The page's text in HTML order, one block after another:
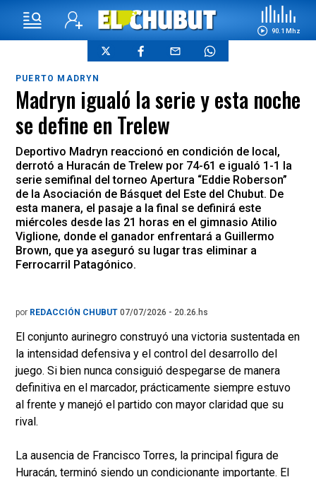
90.1 Mhz
PUERTO MADRYN
Madryn igualó la serie y esta noche
se define en Trelew
Deportivo Madryn reaccionó en condición de local,
derrotó a Huracán de Trelew por 74-61 e igualó 1-1 la
serie semifinal del torneo Apertura “Eddie Roberson”
de la Asociación de Básquet del Este del Chubut. De
esta manera, el pasaje a la final se definirá este
miércoles desde las 21 horas en el gimnasio Atilio
Viglione, donde el ganador enfrentará a Guillermo
Brown, que ya aseguró su lugar tras eliminar a
Ferrocarril Patagónico.
por REDACCIÓN CHUBUT 07/07/2026 - 20.26.hs
El conjunto aurinegro construyó una victoria sustentada en
la intensidad defensiva y el control del desarrollo del
juego. Si bien nunca consiguió despegarse de manera
definitiva en el marcador, prácticamente siempre estuvo
al frente y manejó el partido con mayor claridad que su
rival.
La ausencia de Francisco Torres, la principal figura de
Huracán, terminó siendo un condicionante importante. El